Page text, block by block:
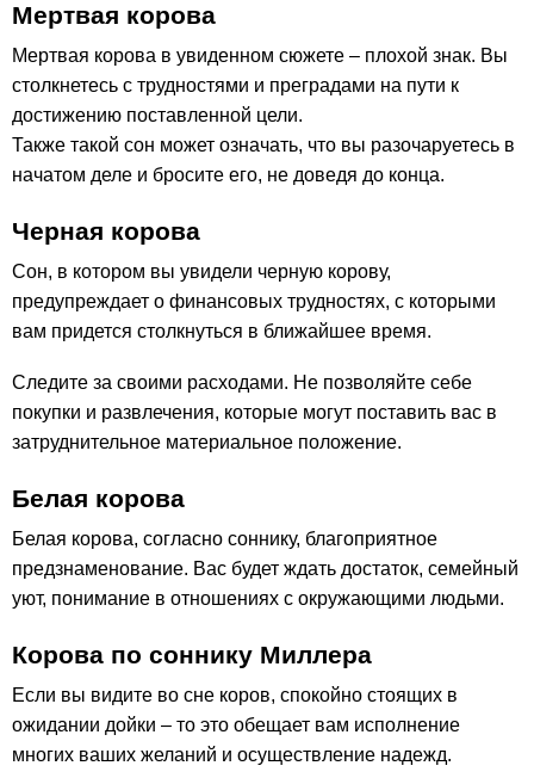
Мертвая корова
Мертвая корова в увиденном сюжете – плохой знак. Вы
столкнетесь с трудностями и преградами на пути к
достижению поставленной цели.
Также такой сон может означать, что вы разочаруетесь в
начатом деле и бросите его, не доведя до конца.
Черная корова
Сон, в котором вы увидели черную корову,
предупреждает о финансовых трудностях, с которыми
вам придется столкнуться в ближайшее время.
Следите за своими расходами. Не позволяйте себе
покупки и развлечения, которые могут поставить вас в
затруднительное материальное положение.
Белая корова
Белая корова, согласно соннику, благоприятное
предзнаменование. Вас будет ждать достаток, семейный
уют, понимание в отношениях с окружающими людьми.
Корова по cоннику Миллера
Если вы видите во сне коров, спокойно стоящих в
ожидании дойки – то это обещает вам исполнение
многих ваших желаний и осуществление надежд.